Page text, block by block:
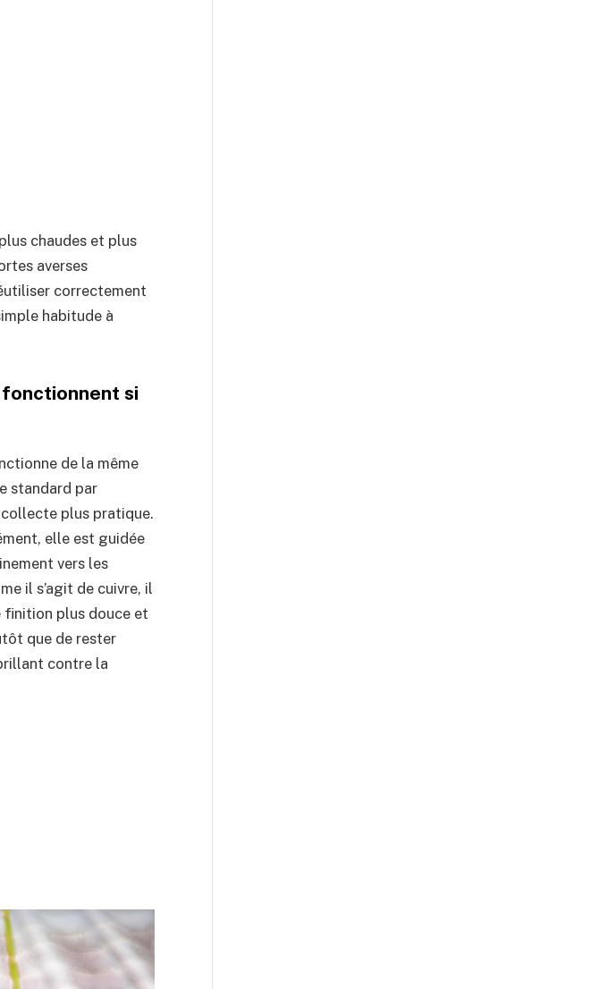
chaudes et plus
averses
correctement
habitude à
si
de la même
standard par
collecte plus pratique.
elle est guidée
vers les
il s’agit de cuivre, il
finition plus douce et
que de rester
contre la